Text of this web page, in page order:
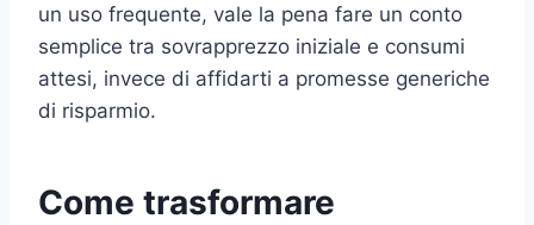
un uso frequente, vale la pena fare un conto
semplice tra sovrapprezzo iniziale e consumi
attesi, invece di affidarti a promesse generiche
di risparmio.
Come trasformare